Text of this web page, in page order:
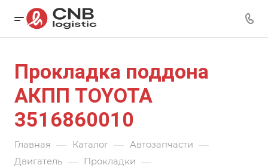
Прокладка поддона
АКПП TOYOTA
3516860010
Главная — Каталог — Автозапчасти —
Двигатель — Прокладки —